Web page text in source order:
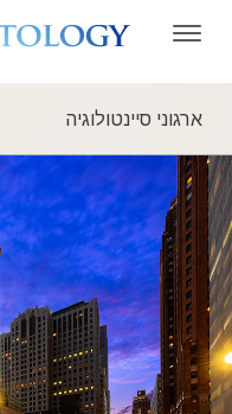
ארגוני סיינטולוגיה